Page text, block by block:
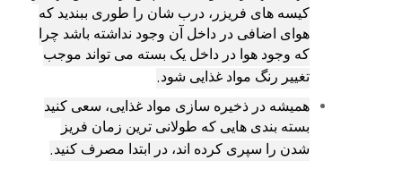
کیسه های فریزر، درب شان را طوری ببندید که
هوای اضافی در داخل آن وجود نداشته باشد چرا
که وجود هوا در داخل یک بسته می تواند موجب
تغییر رنگ مواد غذایی شود.
همیشه در ذخیره سازی مواد غذایی، سعی کنید
بسته بندی هایی که طولانی ترین زمان فریز
شدن را سپری کرده اند، در ابتدا مصرف کنید.